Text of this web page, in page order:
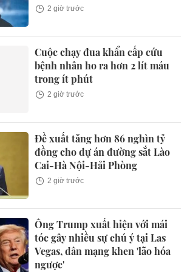
2 giờ trước
Cuộc chạy đua khẩn cấp cứu
bệnh nhân ho ra hơn 2 lít máu
trong ít phút
2 giờ trước
Đề xuất tăng hơn 86 nghìn tỷ
đồng cho dự án đường sắt Lào
Cai-Hà Nội-Hải Phòng
2 giờ trước
Ông Trump xuất hiện với mái
tóc gây nhiều sự chú ý tại Las
Vegas, dân mạng khen 'lão hóa
ngược'